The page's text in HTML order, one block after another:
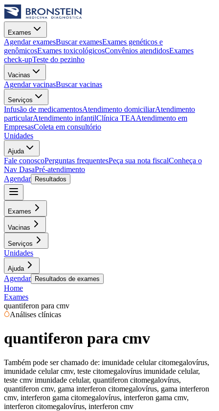
Exames
Agendar examesBuscar examesExames genéticos e
genômicosExames toxicológicosConvênios atendidosExames
check-upTeste do pezinho
Vacinas
Agendar vacinasBuscar vacinas
Serviços
Infusão de medicamentosAtendimento domiciliarAtendimento
particularAtendimento infantilClínica TEAAtendimento em
EmpresasColeta em consultório
Unidades
Ajuda
Fale conoscoPerguntas frequentesPeça sua nota fiscalConheça o
Nav DasaPré-atendimento
Agendar
Resultados
Exames
Vacinas
Serviços
Unidades
Ajuda
Agendar Resultados de exames
Home
Exames
quantiferon para cmv
Análises clínicas
quantiferon para cmv
Também pode ser chamado de: imunidade celular citomegalovírus,
imunidade celular cmv, teste citomegalovírus imunidade celular,
teste cmv imunidade celular, quantiferon citomegalovírus,
quantiferon cmv, gama interferon citomegalovírus, gama interferon
cmv, interferon gama citomegalovírus, interferon gama cmv,
interferon citomegalovírus, interferon cmv